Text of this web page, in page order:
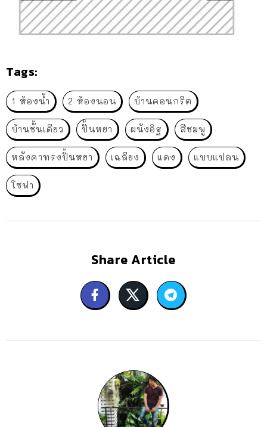
Tags:
1 ห้องน้ำ 2 ห้องนอน บ้านคอนกรีต
บ้านชั้นเดียว ปั้นหยา ผนังอิฐ สีชมพู
หลังคาทรงปั้นหยา เฉลียง แดง แบบแปลน
โซฟา
Share Article